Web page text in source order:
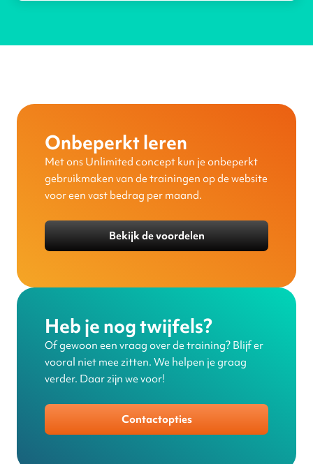
Onbeperkt leren
Met ons Unlimited concept kun je onbeperkt
gebruikmaken van de trainingen op de website
voor een vast bedrag per maand.
Bekijk de voordelen
Heb je nog twijfels?
Of gewoon een vraag over de training? Blijf er
vooral niet mee zitten. We helpen je graag
verder. Daar zijn we voor!
Contactopties